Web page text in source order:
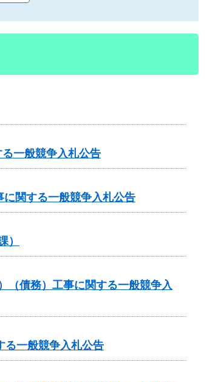
一般競争入札公告
関する一般競争入札公告
）
債務）工事に関する一般競争入
る一般競争入札公告